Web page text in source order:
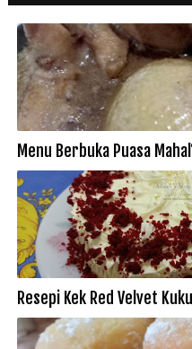
Menu Berbuka Puasa
Resepi Kek Red Velvet